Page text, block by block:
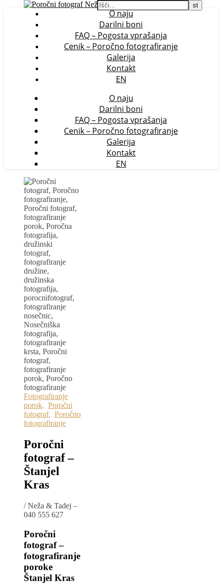
O naju
Darilni boni
FAQ – Pogosta vprašanja
Cenik – Poročno fotografiranje
Galerija
Kontakt
EN
O naju
Darilni boni
FAQ – Pogosta vprašanja
Cenik – Poročno fotografiranje
Galerija
Kontakt
EN
Fotografiranje
porok, Poročni
fotograf, Poročno
fotografiranje
Poročni
fotograf –
Štanjel
Kras
/Neža & Tadej –
040 555 627
Poročni
fotograf –
fotografiranje
poroke
Štanjel Kras